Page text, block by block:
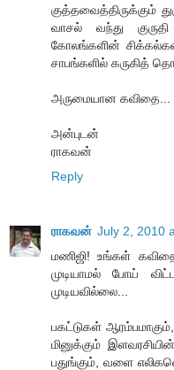
குத்தவைத்திருக்கும்
வாசல் வந்து
கோலங்களின்
சாபங்களில் கருகித்
அருமையான கவிதை...
அன்புடன்
ராகவன்
Reply
ராகவன் July 2, 2010
மணிஜி! உங்கள் கவிதை
முடியாமல் போய்
முடியவில்லை...
பகட்டுகள்
மினுக்கும்
பதுங்கும், வளை